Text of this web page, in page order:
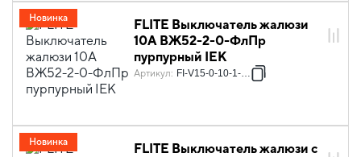
FLITE Выключатель жалюзи
10А ВЖ52-2-0-ФлПр
пурпурный IEK
Артикул: FI-V15-0-10-1-K99
Новинка
FLITE Выключатель жалюзи с
Новинка